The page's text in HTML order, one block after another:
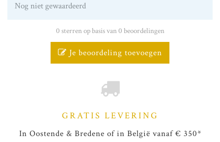
Nog niet gewaardeerd
0 sterren op basis van 0 beoordelingen
Je beoordeling toevoegen
GRATIS LEVERING
In Oostende & Bredene of in België vanaf € 350*